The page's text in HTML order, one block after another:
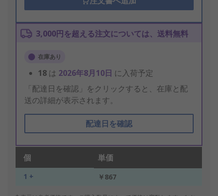
3,000円を超える注文については、送料無料
在庫あり
18 は 2026年8月10日 に入荷予定
「配達日を確認」をクリックすると、在庫と配
送の詳細が表示されます。
配達日を確認
個 単価
1 + ￥867